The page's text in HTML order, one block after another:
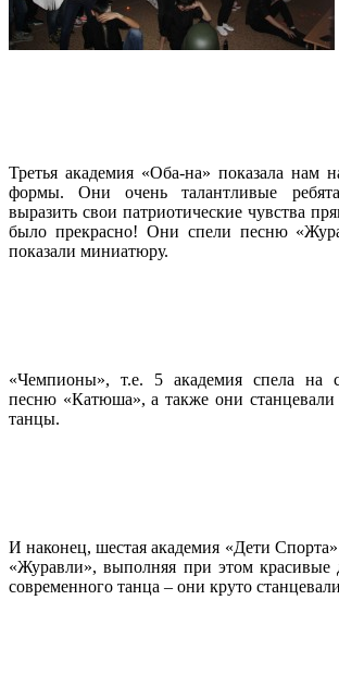
Третья академия «Оба-на» показала нам
формы. Они очень талантливые
выразить свои патриотические чувства
было прекрасно! Они спели песню
показали миниатюру.
«Чемпионы», т.е. 5 академия спела на
песню «Катюша», а также они станцевали
танцы.
И наконец, шестая академия «Дети
«Журавли», выполняя при этом красивые
современного танца – они круто